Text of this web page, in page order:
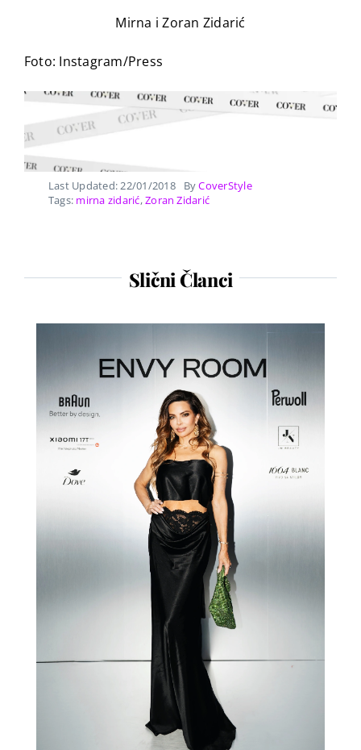
Mirna i Zoran Zidarić
Foto: Instagram/Press
Last Updated: 22/01/2018 ByCoverStyle
Tags: mirna zidarić,Zoran Zidarić
Slični Članci